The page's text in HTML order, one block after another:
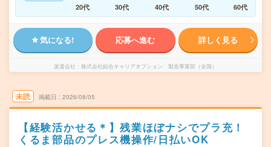
20代
30代 40代 50代 60代
気になる! 応募へ進む 詳しく見る
派遣会社 株式会社綜合キャリアオプション 製造事業部（全国）
未読 掲載日 2026/08/05
【経験活かせる＊】残業ほぼナシでプラ充！
くるま部品のプレス機操作/日払いOK